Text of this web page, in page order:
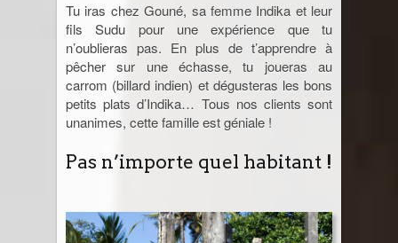
Tu iras chez Gouné, sa femme Indika et leur
fils Sudu pour une expérience que tu
n’oublieras pas. En plus de t’apprendre à
pêcher sur une échasse, tu joueras au
carrom (billard indien) et dégusteras les bons
petits plats d’Indika… Tous nos clients sont
unanimes, cette famille est géniale !
Pas n’importe quel habitant !